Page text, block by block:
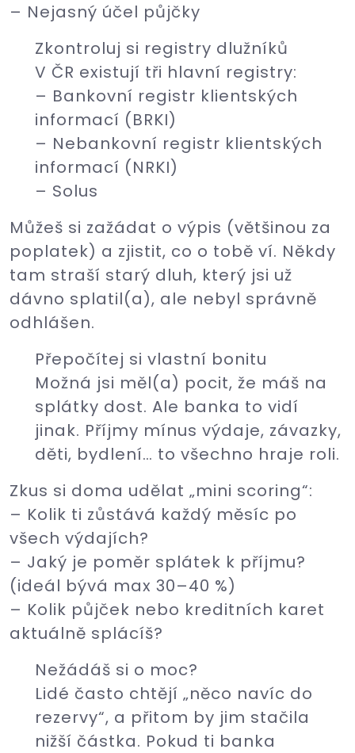
– Nejasný účel půjčky
Zkontroluj si registry dlužníků
V ČR existují tři hlavní registry:
– Bankovní registr klientských
informací (BRKI)
– Nebankovní registr klientských
informací (NRKI)
– Solus
Můžeš si zažádat o výpis (většinou za
poplatek) a zjistit, co o tobě ví. Někdy
tam straší starý dluh, který jsi už
dávno splatil(a), ale nebyl správně
odhlášen.
Přepočítej si vlastní bonitu
Možná jsi měl(a) pocit, že máš na
splátky dost. Ale banka to vidí
jinak. Příjmy mínus výdaje, závazky,
děti, bydlení… to všechno hraje roli.
Zkus si doma udělat „mini scoring“:
– Kolik ti zůstává každý měsíc po
všech výdajích?
– Jaký je poměr splátek k příjmu?
(ideál bývá max 30–40 %)
– Kolik půjček nebo kreditních karet
aktuálně splácíš?
Nežádáš si o moc?
Lidé často chtějí „něco navíc do
rezervy“, a přitom by jim stačila
nižší částka. Pokud ti banka